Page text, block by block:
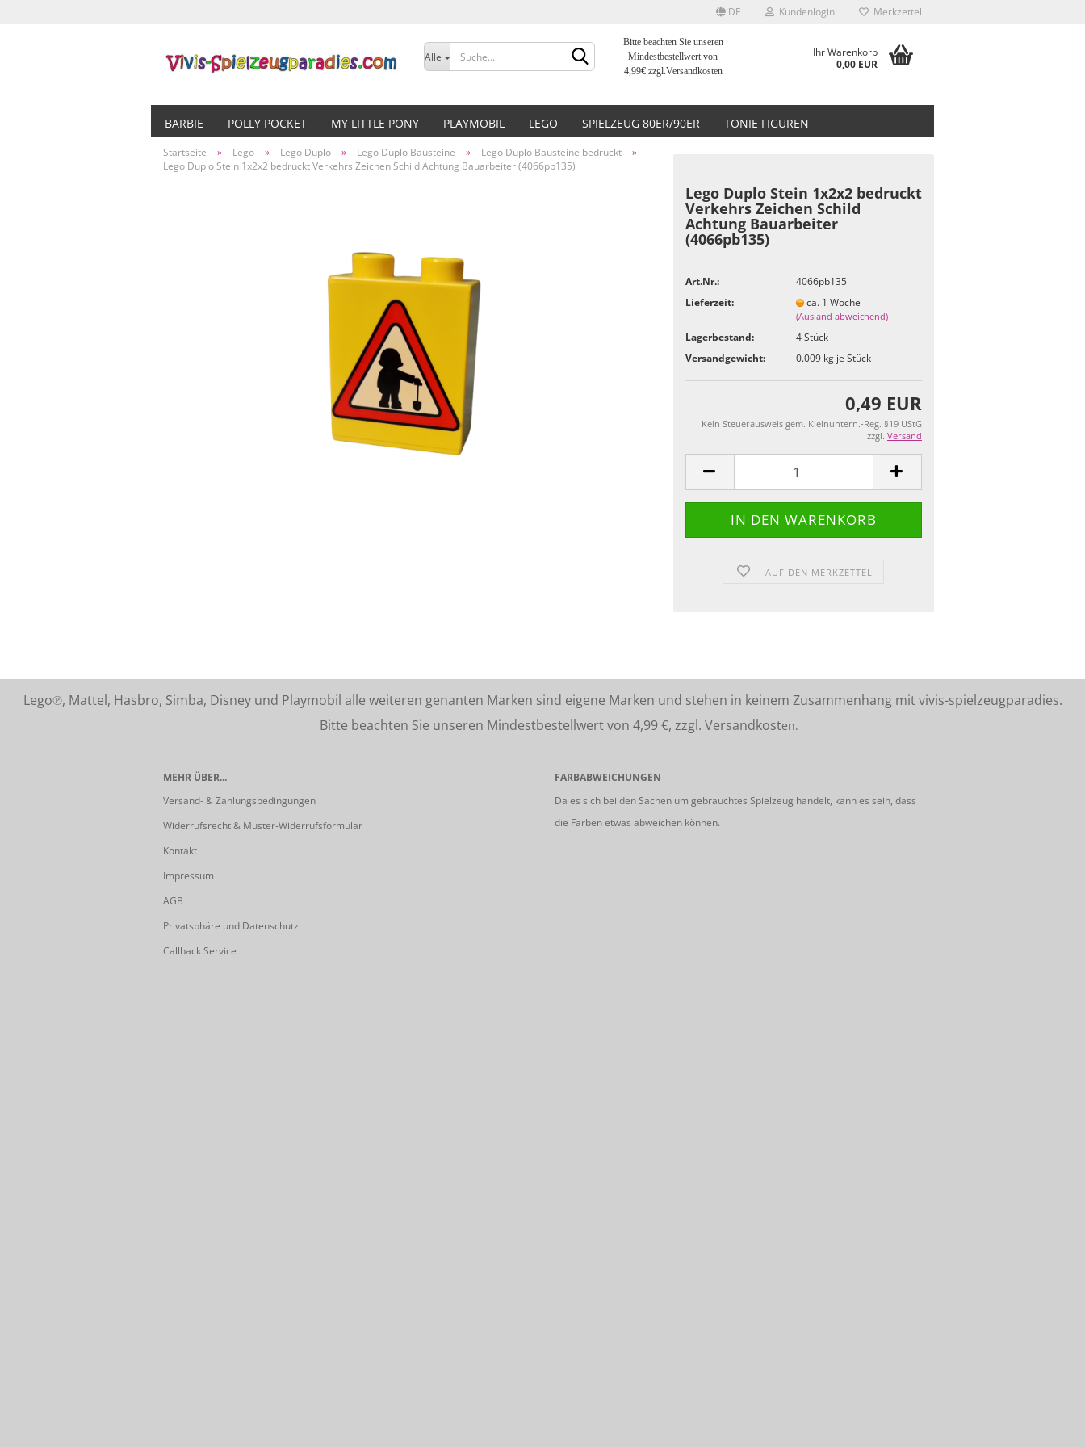
DE
Sprache auswählen
Lieferland
Kundenlogin
Passwort vergessen?
Merkzettel
Alle
Bitte beachten Sie unseren
Mindestbestellwert von
4,99€zzgl.Versandkosten
Ihr Warenkorb
0,00 EUR
BARBIE POLLY POCKET MY LITTLE PONY PLAYMOBIL LEGO SPIELZEUG 80ER/90ER TONIE FIGUREN
Startseite » Lego » Lego Duplo » Lego Duplo Bausteine » Lego Duplo Bausteine bedruckt
»
Lego Duplo Stein 1x2x2 bedruckt Verkehrs Zeichen Schild Achtung Bauarbeiter (4066pb135)
Lego Duplo Stein 1x2x2 bedruckt
Verkehrs Zeichen Schild
Achtung Bauarbeiter
(4066pb135)
Art.Nr.:
4066pb135
Lieferzeit:
ca. 1 Woche
(Ausland abweichend)
Lagerbestand: 4Stück
Versandgewicht:
0.009kg je Stück
0,49 EUR
Kein Steuerausweis gem. Kleinuntern.-Reg. §19 UStG
zzgl. Versand
AUF DEN MERKZETTEL
Lego℗, Mattel, Hasbro, Simba, Disney und Playmobil alle weiteren genanten Marken sind eigene Marken und stehen in keinem Zusammenhang mit vivis-spielzeugparadies.
Bitte beachten Sie unseren Mindestbestellwert von 4,99 €, zzgl. Versandkosten.
MEHR ÜBER...
Versand- & Zahlungsbedingungen
Widerrufsrecht & Muster-Widerrufsformular
Kontakt
Impressum
AGB
Privatsphäre und Datenschutz
Callback Service
FARBABWEICHUNGEN
Da es sich bei den Sachen um gebrauchtes Spielzeug handelt, kann es sein, dass
die Farben etwas abweichen können.